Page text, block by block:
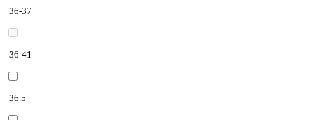
36-37
36-41
36.5